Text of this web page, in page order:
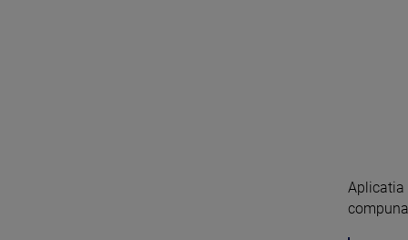
Aplicatia